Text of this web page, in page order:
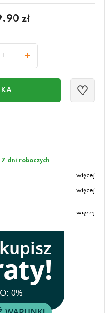
zł
dni roboczych
więcej
więcej
więcej